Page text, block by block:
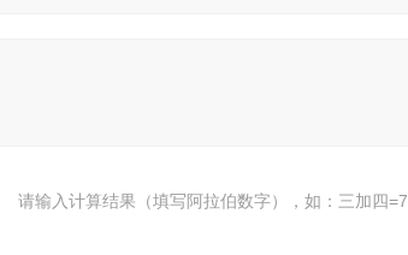
请输入计算结果（填写阿拉伯数字），如：三加四=7